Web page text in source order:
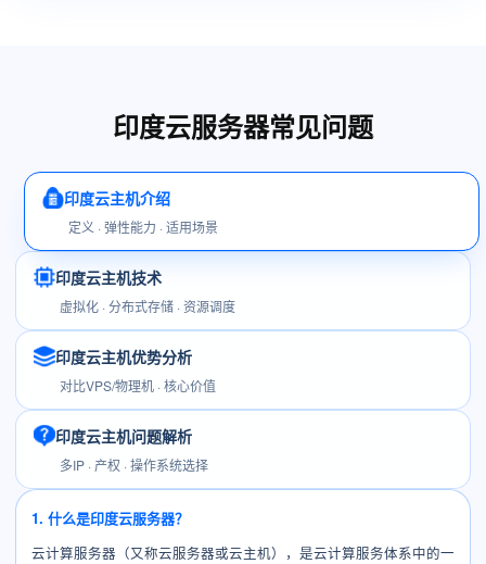
印度云服务器常见问题
印度云主机介绍
定义 · 弹性能力 · 适用场景
印度云主机技术
虚拟化 · 分布式存储 · 资源调度
印度云主机优势分析
对比VPS/物理机 · 核心价值
印度云主机问题解析
多IP · 产权 · 操作系统选择
1. 什么是印度云服务器？
云计算服务器（又称云服务器或云主机），是云计算服务体系中的一